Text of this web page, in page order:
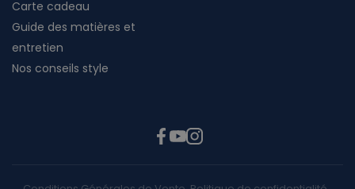
Carte cadeau
Guide des matières et
entretien
Nos conseils style